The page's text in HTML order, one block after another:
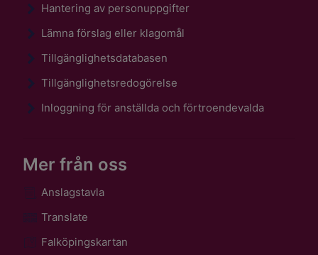
Hantering av personuppgifter
Lämna förslag eller klagomål
Tillgänglighetsdatabasen
Tillgänglighetsredogörelse
Inloggning för anställda och förtroendevalda
Mer från oss
Anslagstavla
Translate
Falköpingskartan